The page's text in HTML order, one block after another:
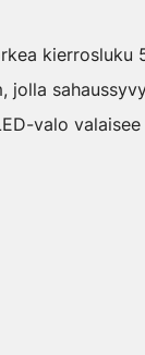
kierrosluku
jolla
valo